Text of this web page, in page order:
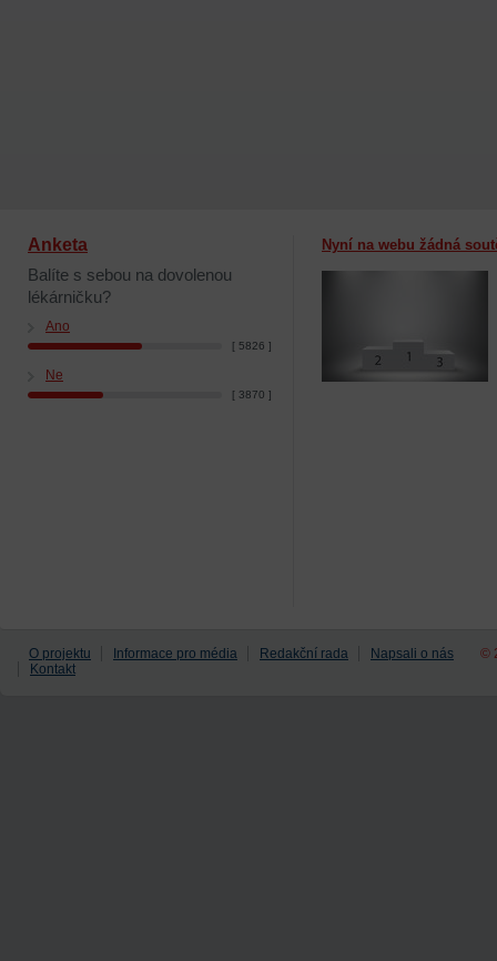
Anketa
Balíte s sebou na dovolenou
lékárničku?
Ano
[ 5826 ]
Ne
[ 3870 ]
Nyní na webu žádná
©
O projektu Informace pro média Redakční rada
Napsali o nás
Kontakt